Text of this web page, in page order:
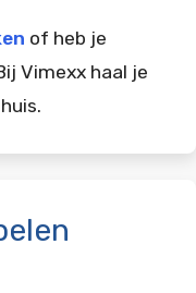
of heb je
Vimexx haal je